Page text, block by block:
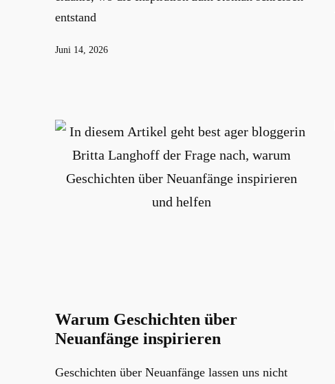
entstand
Veröffentlicht
Juni 14, 2026
Warum Geschichten über
Neuanfänge inspirieren
Geschichten über Neuanfänge lassen uns nicht